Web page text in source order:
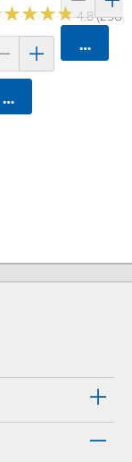
★★★★
★★★★4.8 (250)
카트에 담기
카트에